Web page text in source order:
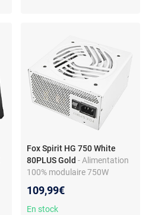
Fox Spirit HG 750 White
80PLUS Gold - Alimentation
100% modulaire 750W
109,99€
En stock